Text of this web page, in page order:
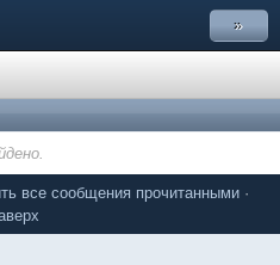
»
все сообщения прочитанными ·